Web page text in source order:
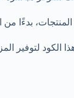
بدءًا من